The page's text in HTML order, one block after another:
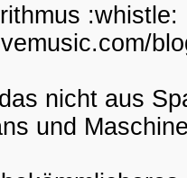
:whistle:
nicht aus
und